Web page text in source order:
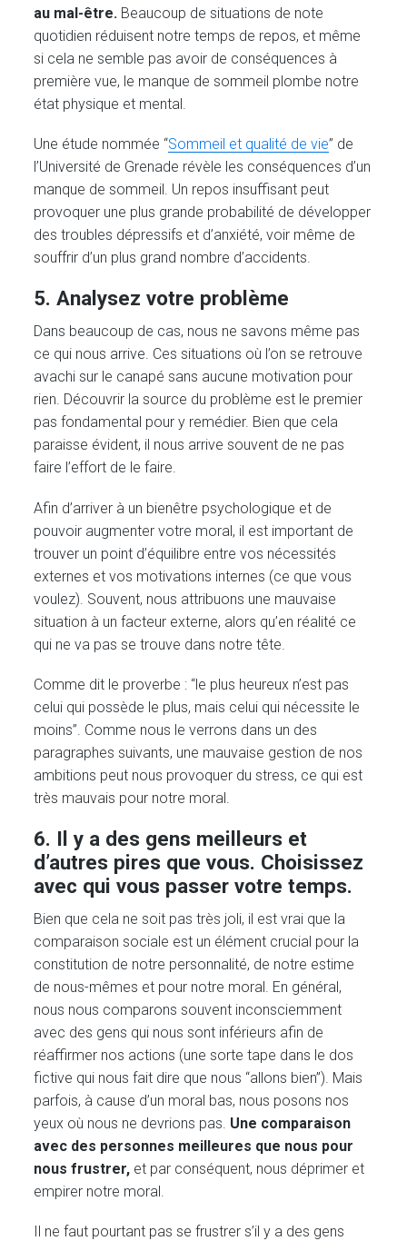
au mal-être. Beaucoup de situations de note
quotidien réduisent notre temps de repos, et même
si cela ne semble pas avoir de conséquences à
première vue, le manque de sommeil plombe notre
état physique et mental.
Une étude nommée “Sommeil et qualité de vie” de
l’Université de Grenade révèle les conséquences d’un
manque de sommeil. Un repos insuffisant peut
provoquer une plus grande probabilité de développer
des troubles dépressifs et d’anxiété, voir même de
souffrir d’un plus grand nombre d’accidents.
5. Analysez votre problème
Dans beaucoup de cas, nous ne savons même pas
ce qui nous arrive. Ces situations où l’on se retrouve
avachi sur le canapé sans aucune motivation pour
rien. Découvrir la source du problème est le premier
pas fondamental pour y remédier. Bien que cela
paraisse évident, il nous arrive souvent de ne pas
faire l’effort de le faire.
Afin d’arriver à un bienêtre psychologique et de
pouvoir augmenter votre moral, il est important de
trouver un point d’équilibre entre vos nécessités
externes et vos motivations internes (ce que vous
voulez). Souvent, nous attribuons une mauvaise
situation à un facteur externe, alors qu’en réalité ce
qui ne va pas se trouve dans notre tête.
Comme dit le proverbe : “le plus heureux n’est pas
celui qui possède le plus, mais celui qui nécessite le
moins”. Comme nous le verrons dans un des
paragraphes suivants, une mauvaise gestion de nos
ambitions peut nous provoquer du stress, ce qui est
très mauvais pour notre moral.
6. Il y a des gens meilleurs et
d’autres pires que vous. Choisissez
avec qui vous passer votre temps.
Bien que cela ne soit pas très joli, il est vrai que la
comparaison sociale est un élément crucial pour la
constitution de notre personnalité, de notre estime
de nous-mêmes et pour notre moral. En général,
nous nous comparons souvent inconsciemment
avec des gens qui nous sont inférieurs afin de
réaffirmer nos actions (une sorte tape dans le dos
fictive qui nous fait dire que nous “allons bien”). Mais
parfois, à cause d’un moral bas, nous posons nos
yeux où nous ne devrions pas. Une comparaison
avec des personnes meilleures que nous pour
nous frustrer, et par conséquent, nous déprimer et
empirer notre moral.
Il ne faut pourtant pas se frustrer s’il y a des gens